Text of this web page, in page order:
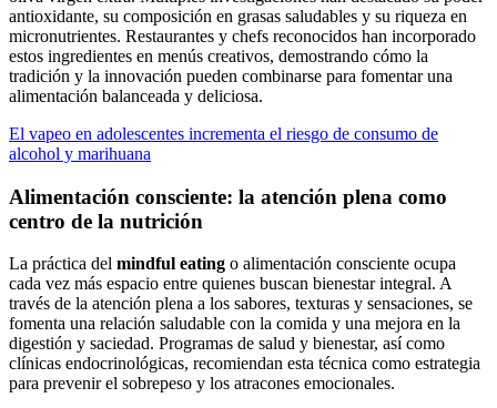
antioxidante, su composición en grasas saludables y su riqueza en
micronutrientes. Restaurantes y chefs reconocidos han incorporado
estos ingredientes en menús creativos, demostrando cómo la
tradición y la innovación pueden combinarse para fomentar una
alimentación balanceada y deliciosa.
El vapeo en adolescentes incrementa el riesgo de consumo de
alcohol y marihuana
Alimentación consciente: la atención plena como
centro de la nutrición
La práctica del mindful eating o alimentación consciente ocupa
cada vez más espacio entre quienes buscan bienestar integral. A
través de la atención plena a los sabores, texturas y sensaciones, se
fomenta una relación saludable con la comida y una mejora en la
digestión y saciedad. Programas de salud y bienestar, así como
clínicas endocrinológicas, recomiendan esta técnica como estrategia
para prevenir el sobrepeso y los atracones emocionales.